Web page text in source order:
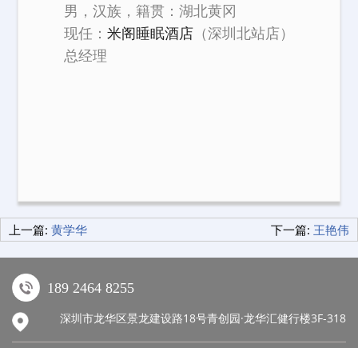
男，汉族，籍贯：湖北黄冈
现任： 米阁睡眠酒店（深圳北站店）
总经理
上一篇: 黄学华 下一篇: 王艳伟
189 2464 8255
深圳市龙华区景龙建设路18号青创园·龙华汇健行楼3F-318